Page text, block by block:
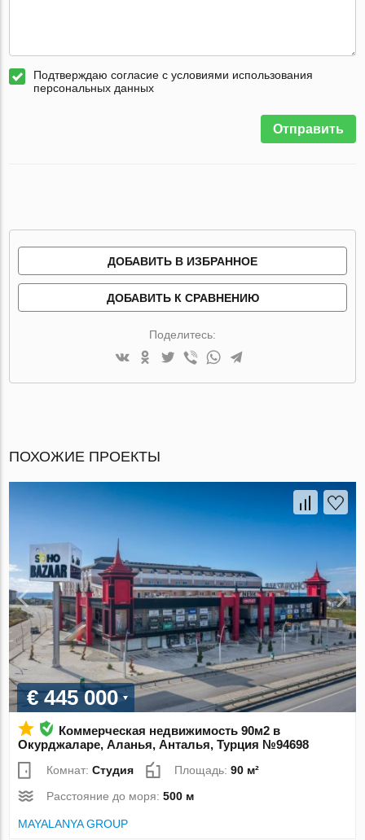
Подтверждаю согласие с условиями использования
персональных данных
Отправить
ДОБАВИТЬ В ИЗБРАННОЕ
ДОБАВИТЬ К СРАВНЕНИЮ
Поделитесь:
ПОХОЖИЕ ПРОЕКТЫ
€ 445 000
Коммерческая недвижимость 90м2 в
Окурджаларе, Аланья, Анталья, Турция №94698
Комнат:Студия Площадь:90 м²
Расстояние до моря:500 м
MAYALANYA GROUP